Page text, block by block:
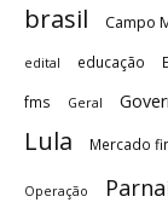
brasil Campo
edital educação
fms Geral
Lula Mercado
Operação